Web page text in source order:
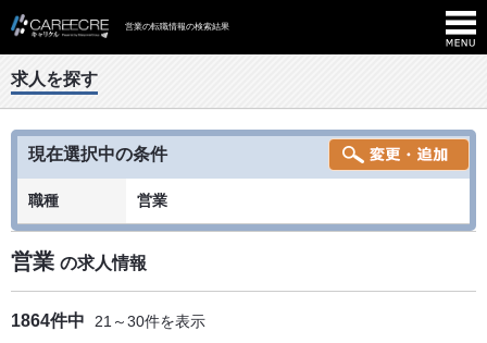
営業の転職情報の検索結果
求人を探す
現在選択中の条件
職種 営業
営業 の求人情報
1864件中 21～30件を表示